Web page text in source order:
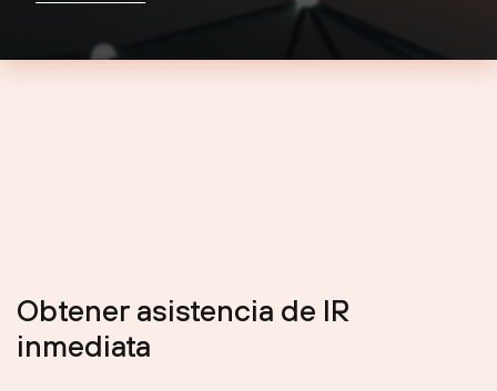
Obtener asistencia de IR
inmediata